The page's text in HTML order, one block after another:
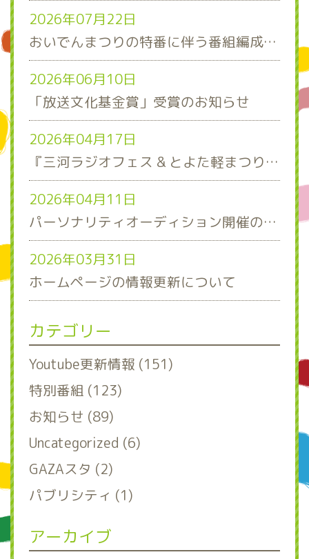
2026年07月22日
おいでんまつりの特番に伴う番組編成について
2026年06月10日
「放送文化基金賞」受賞のお知らせ
2026年04月17日
『三河ラジオフェス & とよた軽まつり』ステージスケジュール発表！
2026年04月11日
パーソナリティオーディション開催のお知らせ
2026年03月31日
ホームページの情報更新について
カテゴリー
Youtube更新情報 (151)
特別番組 (123)
お知らせ (89)
Uncategorized (6)
GAZAスタ (2)
パブリシティ (1)
アーカイブ